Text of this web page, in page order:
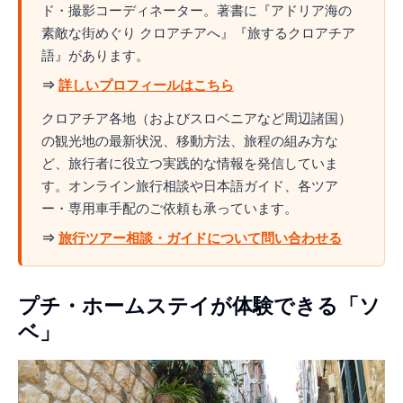
ド・撮影コーディネーター。著書に『アドリア海の
素敵な街めぐり クロアチアへ』『旅するクロアチア
語』があります。
⇒ 詳しいプロフィールはこちら
クロアチア各地（およびスロベニアなど周辺諸国）
の観光地の最新状況、移動方法、旅程の組み方な
ど、旅行者に役立つ実践的な情報を発信していま
す。オンライン旅行相談や日本語ガイド、各ツア
ー・専用車手配のご依頼も承っています。
⇒ 旅行ツアー相談・ガイドについて問い合わせる
プチ・ホームステイが体験できる「ソ
ベ」